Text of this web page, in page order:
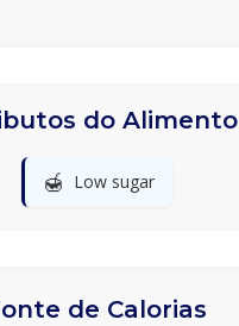
do Alimento
🍯 Low sugar
de Calorias